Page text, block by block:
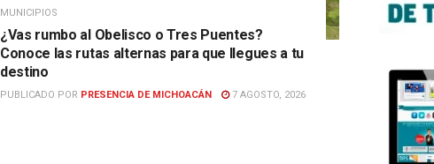
MUNICIPIOS
¿Vas rumbo al Obelisco o Tres Puentes?
Conoce las rutas alternas para que llegues a tu
destino
PUBLICADO POR PRESENCIA DE MICHOACÁN 7 AGOSTO, 2026